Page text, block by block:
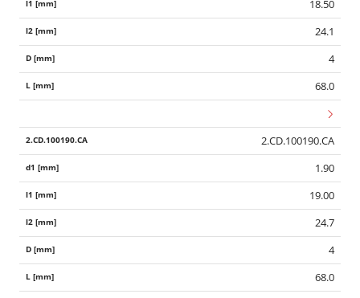
18.50
24.1
4
68.0
2.CD.100190.CA
1.90
19.00
24.7
4
68.0